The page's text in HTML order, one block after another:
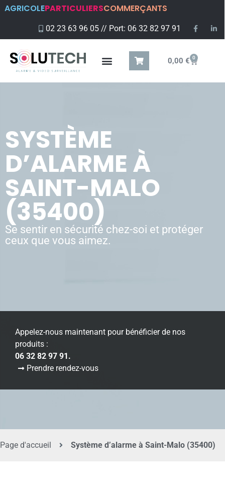
AGRICOLEPARTICULIERSCOMMERÇANTS
02 23 63 96 05 // Port: 06 32 82 97 91
0,00 € 0
SYSTÈME
D’ALARME À
SAINT-MALO
(35400)
Se sentir en sécurité chez-soi et protéger
ceux que vous aimez.
Appelez-nous maintenant pour bénéficier de nos
produits :
06 32 82 97 91.
Prendre rendez-vous
Page d'accueil Système d’alarme à Saint-Malo (35400)